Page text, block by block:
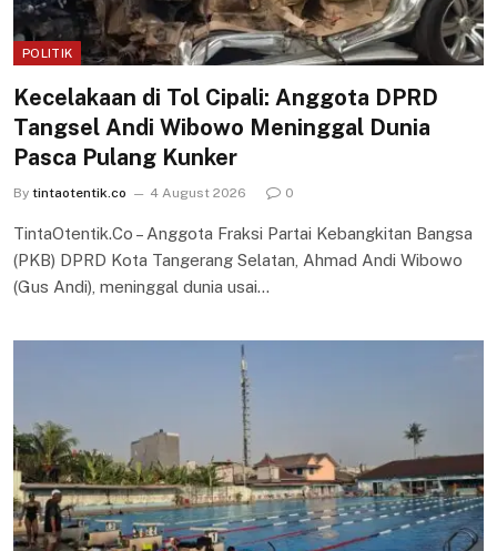
POLITIK
Kecelakaan di Tol Cipali: Anggota DPRD
Tangsel Andi Wibowo Meninggal Dunia
Pasca Pulang Kunker
By tintaotentik.co 4 August 2026 0
TintaOtentik.Co – Anggota Fraksi Partai Kebangkitan Bangsa
(PKB) DPRD Kota Tangerang Selatan, Ahmad Andi Wibowo
(Gus Andi), meninggal dunia usai…